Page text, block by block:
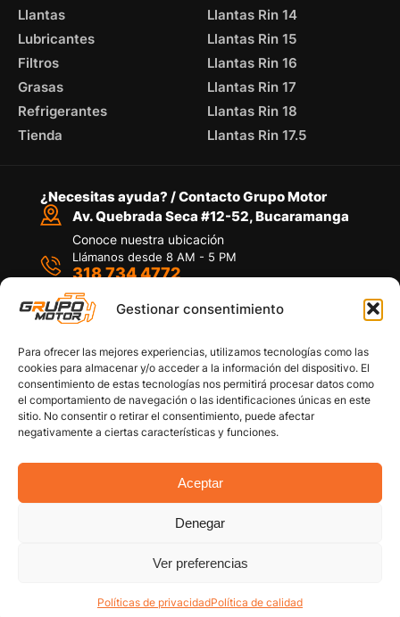
Gestionar consentimiento
Para ofrecer las mejores experiencias, utilizamos tecnologías como las
cookies para almacenar y/o acceder a la información del dispositivo. El
consentimiento de estas tecnologías nos permitirá procesar datos como
el comportamiento de navegación o las identificaciones únicas en este
sitio. No consentir o retirar el consentimiento, puede afectar
negativamente a ciertas características y funciones.
Aceptar
Denegar
Ver preferencias
Políticas de privacidadPolítica de calidad
Llantas
Lubricantes
Filtros
Grasas
Refrigerantes
Tienda
Llantas Rin 14
Llantas Rin 15
Llantas Rin 16
Llantas Rin 17
Llantas Rin 18
Llantas Rin 17.5
¿Necesitas ayuda? / Contacto Grupo Motor
Av. Quebrada Seca #12-52, Bucaramanga
Conoce nuestra ubicación
Llámanos desde 8 AM - 5 PM
318 734 4772
Por medio de WhatsApp
Copyright © 2026 Grupo Motor S.A.S. Todos los
Políticas de privacidad
Política de devoluciones y/o reembolsos
Términos y Condiciones